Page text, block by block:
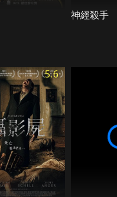
神經殺手
5.6